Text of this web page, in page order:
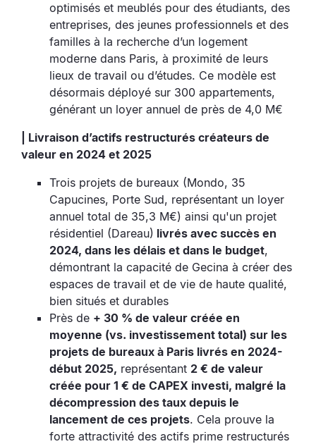
optimisés et meublés pour des étudiants, des
entreprises, des jeunes professionnels et des
familles à la recherche d’un logement
moderne dans Paris, à proximité de leurs
lieux de travail ou d’études. Ce modèle est
désormais déployé sur 300 appartements,
générant un loyer annuel de près de 4,0 M€
| Livraison d’actifs restructurés créateurs de
valeur en 2024 et 2025
Trois projets de bureaux (Mondo, 35
Capucines, Porte Sud, représentant un loyer
annuel total de 35,3 M€) ainsi qu'un projet
résidentiel (Dareau) livrés avec succès en
2024, dans les délais et dans le budget,
démontrant la capacité de Gecina à créer des
espaces de travail et de vie de haute qualité,
bien situés et durables
Près de + 30 % de valeur créée en
moyenne (vs. investissement total) sur les
projets de bureaux à Paris livrés en 2024-
début 2025, représentant 2 € de valeur
créée pour 1 € de CAPEX investi, malgré la
décompression des taux depuis le
lancement de ces projets. Cela prouve la
forte attractivité des actifs prime restructurés